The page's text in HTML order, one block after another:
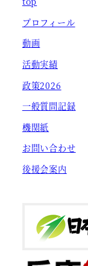
プロフィール
動画
活動実績
政策2026
一般質問記録
機関紙
お問い合わせ
後援会案内